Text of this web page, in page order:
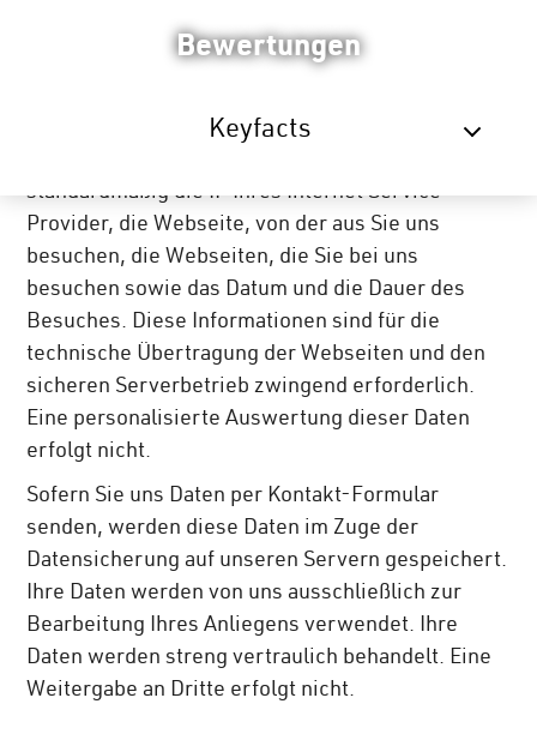
Bewertungen
Keyfacts
Der Schutz Ihrer Privatsphäre bei der
wichtiges Anliegen. Wenn Sie unsere Webseite
standardmäßig die IP Ihres Internet Service
Provider, die Webseite, von der aus Sie uns
besuchen, die Webseiten, die Sie bei uns
besuchen sowie das Datum und die Dauer des
Besuches. Diese Informationen sind für die
technische Übertragung der Webseiten und den
sicheren Serverbetrieb zwingend erforderlich.
Eine personalisierte Auswertung dieser Daten
erfolgt nicht.
Sofern Sie uns Daten per Kontakt-Formular
senden, werden diese Daten im Zuge der
Datensicherung auf unseren Servern gespeichert.
Ihre Daten werden von uns ausschließlich zur
Bearbeitung Ihres Anliegens verwendet. Ihre
Daten werden streng vertraulich behandelt. Eine
Weitergabe an Dritte erfolgt nicht.